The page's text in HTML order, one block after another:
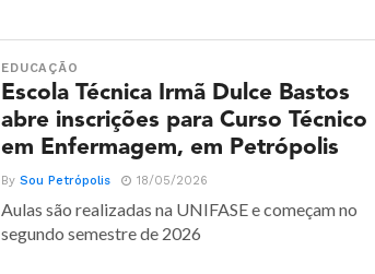
EDUCAÇÃO
Escola Técnica Irmã Dulce Bastos
abre inscrições para Curso Técnico
em Enfermagem, em Petrópolis
BySou Petrópolis 18/05/2026
Aulas são realizadas na UNIFASE e começam no
segundo semestre de 2026